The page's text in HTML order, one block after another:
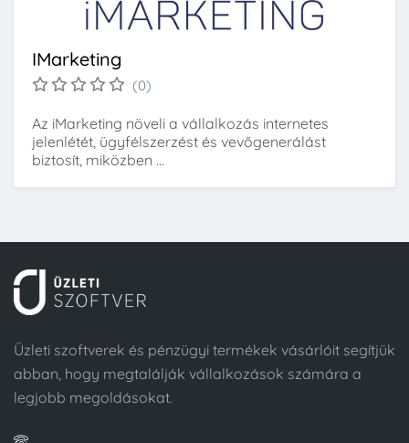
IMarketing
(0)
Az iMarketing növeli a vállalkozás internetes
jelenlétét, ügyfélszerzést és vevőgenerálást
biztosít, miközben ...
Üzleti szoftverek és pénzügyi termékek vásárlóit segítjük
abban, hogy megtalálják vállalkozások számára a
legjobb megoldásokat.